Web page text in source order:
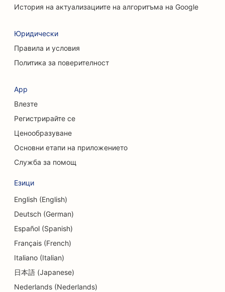
SEO за хиропрактици
SEO за услуги за химически пилинг
SEO за магазини за дрехи
SEO за кафенета
SEO за козметични хирурзи
SEO за кредитни съюзи
SEO за консултантски фирми
SEO за Delis
SEO оптимизация за услуги за консултиране на
дългове
SEO оптимизация за услуги за обмен на валута
SEO за танцови студия
SEO за услуги за дермабразио
История на актуализациите на алгоритъма на Google
Юридически
Правила и условия
Политика за поверителност
App
Влезте
Регистрирайте се
Ценообразуване
Основни етапи на приложението
Служба за помощ
Езици
English (English)
Deutsch (German)
Español (Spanish)
Français (French)
Italiano (Italian)
日本語 (Japanese)
Nederlands (Nederlands)